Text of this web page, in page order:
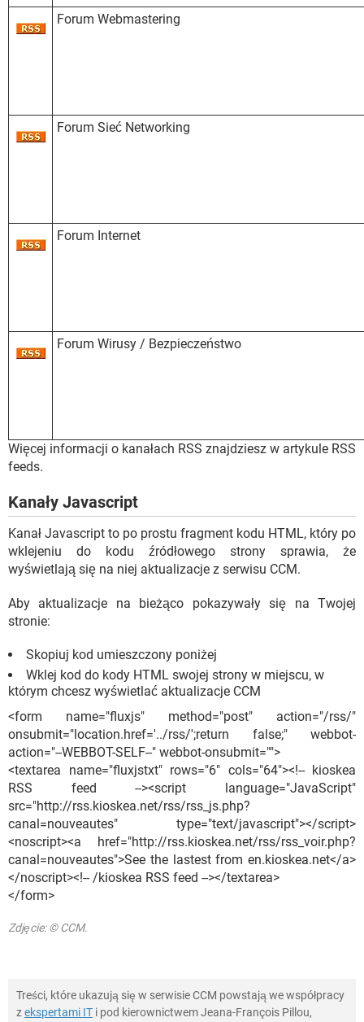
Forum Webmastering
Forum Sieć Networking
Forum Internet
Forum Wirusy / Bezpieczeństwo
Więcej informacji o kanałach RSS znajdziesz w artykule RSS
feeds.
Kanały Javascript
Kanał Javascript to po prostu fragment kodu HTML, który po
wklejeniu do kodu źródłowego strony sprawia, że
wyświetlają się na niej aktualizacje z serwisu CCM.
Aby aktualizacje na bieżąco pokazywały się na Twojej
stronie:
Skopiuj kod umieszczony poniżej
Wklej kod do kody HTML swojej strony w miejscu, w
którym chcesz wyświetlać aktualizacje CCM
<form name="fluxjs" method="post" action="/rss/"
onsubmit="location.href='../rss/';return false;" webbot-
action="--WEBBOT-SELF--" webbot-onsubmit="">
<textarea name="fluxjstxt" rows="6" cols="64"><!-- kioskea
RSS feed --><script language="JavaScript"
src="http://rss.kioskea.net/rss/rss_js.php?
canal=nouveautes" type="text/javascript"></script>
<noscript><a href="http://rss.kioskea.net/rss/rss_voir.php?
canal=nouveautes">See the lastest from en.kioskea.net</a>
</noscript><!-- /kioskea RSS feed --></textarea>
</form>
Zdjęcie: © CCM.
Treści, które ukazują się w serwisie CCM powstają we współpracy
zekspertami IT i pod kierownictwem Jeana-François Pillou,